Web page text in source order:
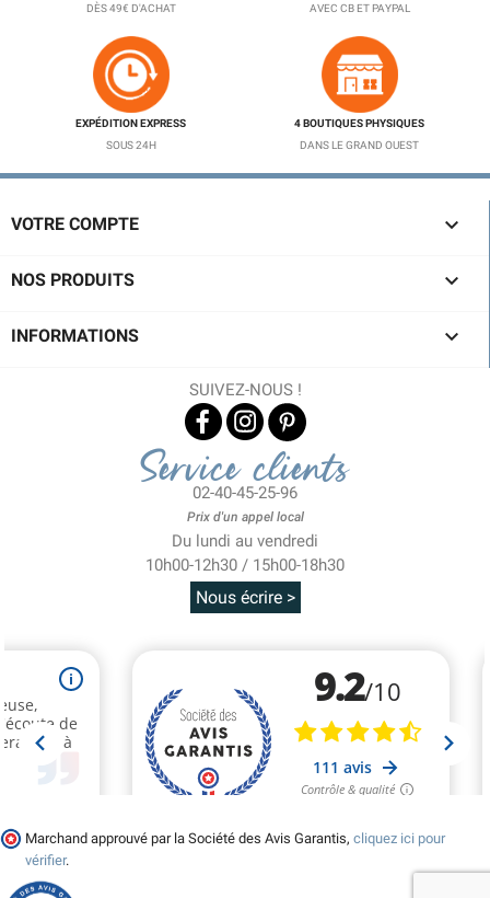
DÈS 49€ D'ACHAT
AVEC CB ET PAYPAL
EXPÉDITION EXPRESS
SOUS 24H
4 BOUTIQUES PHYSIQUES
DANS LE GRAND OUEST
VOTRE COMPTE 
NOS PRODUITS 
INFORMATIONS 
SUIVEZ-NOUS !
Service clients
02-40-45-25-96
Prix d'un appel local
Du lundi au vendredi
10h00-12h30 / 15h00-18h30
Nous écrire >
Marchand approuvé par la Société des Avis Garantis, cliquez ici pour
vérifier.